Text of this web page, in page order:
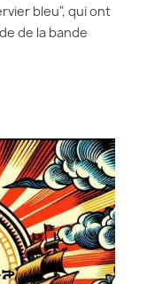
bleu", qui ont
de la bande